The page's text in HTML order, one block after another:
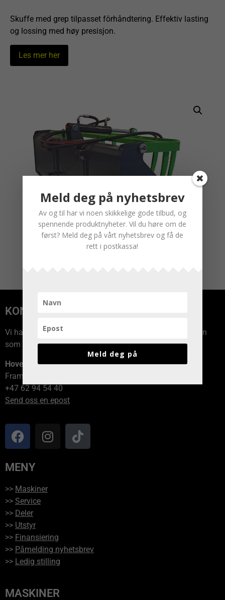
Skuffe med grep tilpasset fôrhåndtering. Effektiv lasting
og lossing med høy presisjon.
Les mer her
KONTAKT OSS
Vi har avdelinger over hele Norge, kontakt den avdelingen
som er nærmest deg!
Hovedkontor
Framvegen 2, 2264 Grinder
+47 62 94 54 40
Send oss en epost
MENY
>> Maskiner
>> Service
>> Deler
>> Utstyr
>> Finansiering
>> Påmelding nyhetsbrev
>> Ledig stilling
MASKINER
Meld deg på nyhetsbrev
Av og til har vi noen skikkelige gode tilbud, og
spennende produktnyheter. Vil du høre om de
først? Meld deg på vårt nyhetsbrev og få de
rett i postkassa!
Meld deg på